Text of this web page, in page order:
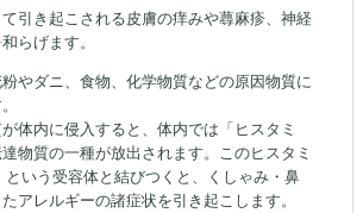
引き起こされる皮膚の痒みや蕁麻疹、神経
らげます。
やダニ、食物、化学物質などの原因物質に
体内に侵入すると、体内では「ヒスタミ
物質の一種が放出されます。このヒスタミ
という受容体と結びつくと、くしゃみ・鼻
アレルギーの諸症状を引き起こします。